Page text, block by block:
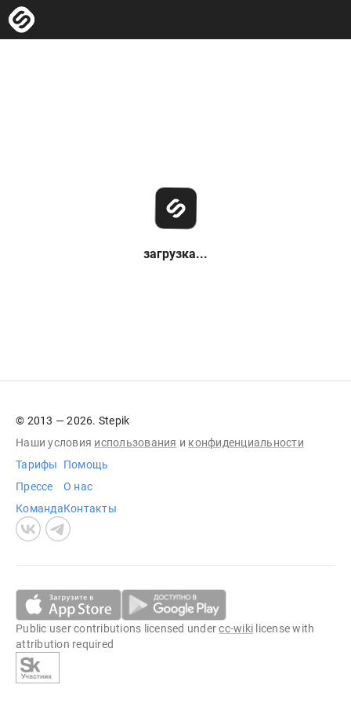
загрузка...
© 2013 — 2026. Stepik
Наши условия использования и конфиденциальности
Тарифы
Прессе
Команда
Помощь
О нас
Контакты
Public user contributions licensed undercc-wiki license with
attribution required